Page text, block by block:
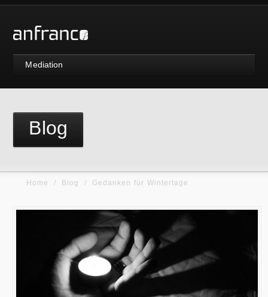
Mediation
Blog
Home / Blog / Gedanken für Wintertage